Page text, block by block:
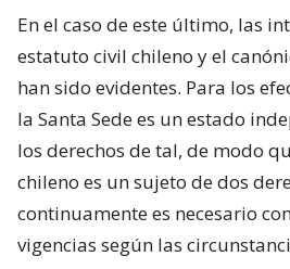
En el caso de este último, las
estatuto civil chileno y el
han sido evidentes. Para los
la Santa Sede es un estado
los derechos de tal, de modo
chileno es un sujeto de dos
continuamente es necesario
vigencias según las